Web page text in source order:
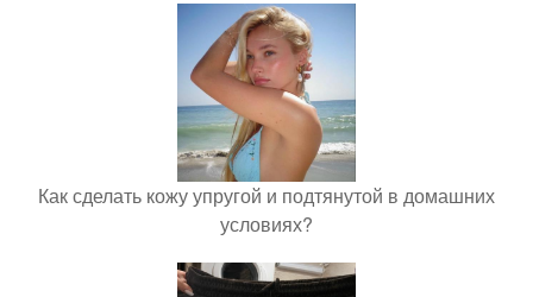
Как сделать кожу упругой и подтянутой в домашних
условиях?